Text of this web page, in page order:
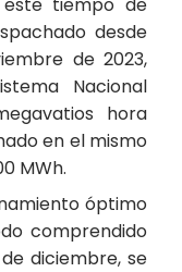
desde
de 2023,
Nacional
hora
en el mismo
MWh.
óptimo
comprendido
diciembre, se